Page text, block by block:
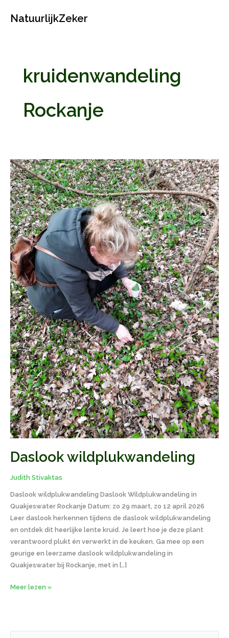
naarNatuurlijkZeker
kruidenwandeling
Rockanje
Daslook wildplukwandeling
Judith Stivaktas
Daslook wildplukwandeling Daslook Wildplukwandeling in
Quakjeswater Rockanje Datum: zo 29 maart, zo 12 april 2026
Leer daslook herkennen tijdens de daslook wildplukwandeling
en ontdek dit heerlijke lente kruid. Je leert hoe je deze plant
verantwoord plukt én verwerkt in de keuken. Ga mee op een
geurige en leerzame daslook wildplukwandeling in
Quakjeswater bij Rockanje, met in […]
Daslook
wildplukwandeling
Meer lezen »